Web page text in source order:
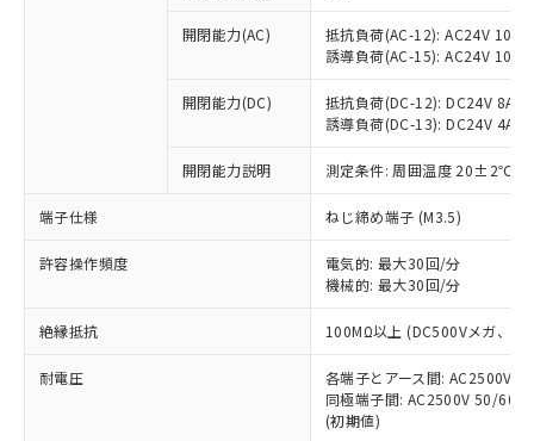
開閉能力(AC)
抵抗負荷(AC-12): AC24V 10A/
誘導負荷(AC-15): AC24V
開閉能力(DC)
抵抗負荷(DC-12): DC24V 8A/
誘導負荷(DC-13): DC24V 4A/
開閉能力説明 測定条件: 周囲温度 20±2℃、
端子仕様 ねじ締め端子 (M3.5)
許容操作頻度
電気的: 最大30回/分
機械的: 最大30回/分
絶縁抵抗 100MΩ以上 (DC500Vメガ、点
耐電圧
各端子とアース間: AC2500V
同極端子間: AC2500V 50/
(初期値)
ご利用条件
ご利用ください。
本サービスは、当社制御機器事業取扱
商品の当社在庫状況および標準価格
(税抜)を提供させていただくもので
当社制御機器事業取扱商品の中には、
本サービスの対象外となる商品もある
ことをご了承ください。
在庫状況および標準価格照会結果は、
対応済み：EU RoHS指令（10物質）の
非含有に対応した製品が提供可能な商品で
対応予定：EU RoHS指令（10物質）の非含
有に対応した製品に切り替える予定のある
対応予定なし：EU RoHS指令（10物質）の
非含有に非対応の商品で、対応品を出す予
定はありません。
調査・確認中：EU RoHS指令（10物質）の
非含有の対応状況を調査中または確認中の
害物質有無と関係のない商品です。
仕入先様の事情により、非含有部品として
いたものが、含有品と判明した場合などや
むを得ず変更することがあります。
※1 中国RoHS○×表
「○」：最大均質材料含有率が中国RoHSの
基準値以下であることを示します。
「×」：最大均質材料含有率が中国RoHSの
基準値を超えていることを示します。
「－」：未確認です。当社販売部門へお問
当社は、これら貴社製品のうち、外国
為替および外国貿易法に定める商品